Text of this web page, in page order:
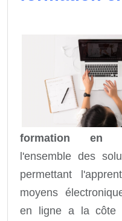
formation en
l'ensemble des
permettant
moyens
en ligne a la côte